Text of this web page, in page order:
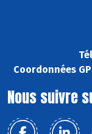
Coordonnées
Nous suivre